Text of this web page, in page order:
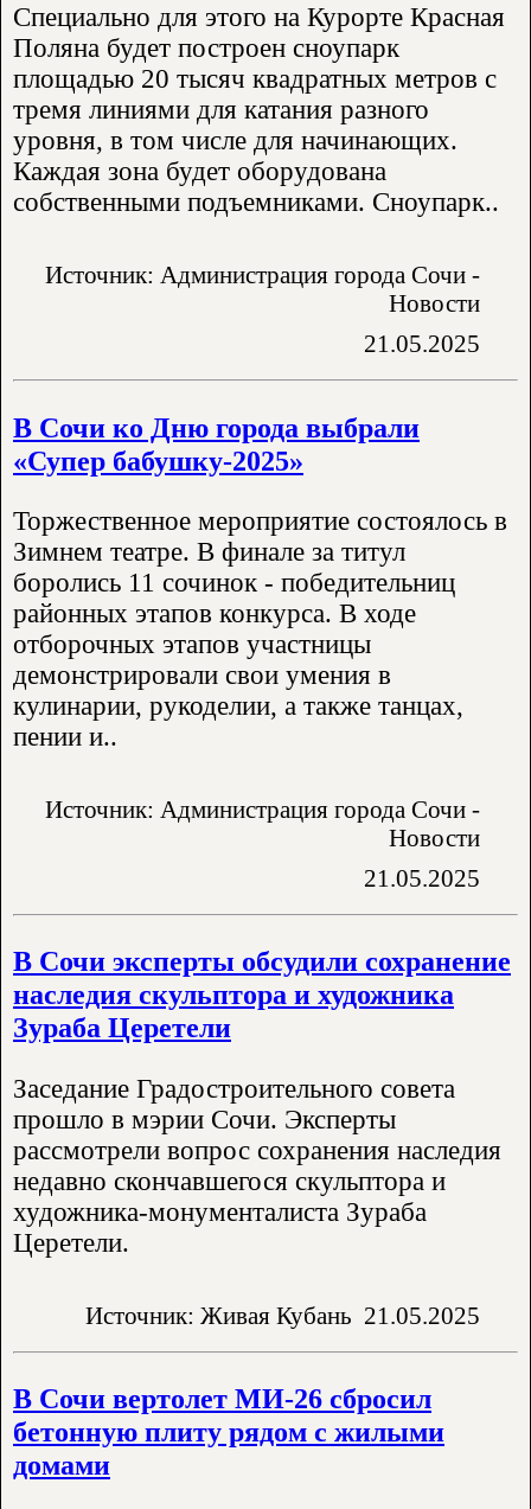
Специально для этого на Курорте Красная
Поляна будет построен сноупарк
площадью 20 тысяч квадратных метров с
тремя линиями для катания разного
уровня, в том числе для начинающих.
Каждая зона будет оборудована
собственными подъемниками. Сноупарк..
Источник: Администрация города Сочи -
Новости
21.05.2025
В Сочи ко Дню города выбрали
«Супер бабушку-2025»
Торжественное мероприятие состоялось в
Зимнем театре. В финале за титул
боролись 11 сочинок - победительниц
районных этапов конкурса. В ходе
отборочных этапов участницы
демонстрировали свои умения в
кулинарии, рукоделии, а также танцах,
пении и..
Источник: Администрация города Сочи -
Новости
21.05.2025
В Сочи эксперты обсудили сохранение
наследия скульптора и художника
Зураба Церетели
Заседание Градостроительного совета
прошло в мэрии Сочи. Эксперты
рассмотрели вопрос сохранения наследия
недавно скончавшегося скульптора и
художника-монументалиста Зураба
Церетели.
Источник: Живая Кубань 21.05.2025
В Сочи вертолет МИ-26 сбросил
бетонную плиту рядом с жилыми
домами